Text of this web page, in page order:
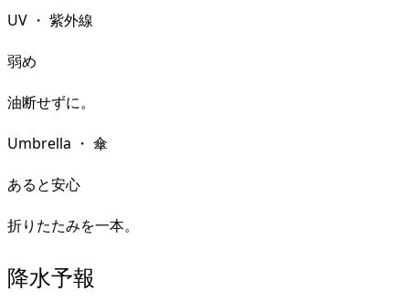
UV ・ 紫外線
弱め
油断せずに。
Umbrella ・ 傘
あると安心
折りたたみを一本。
降水予報